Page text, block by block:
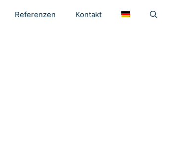
Referenzen Kontakt